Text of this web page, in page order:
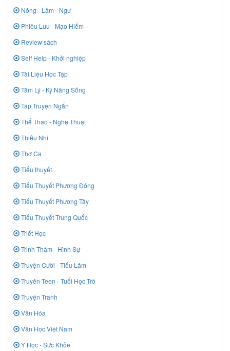
Nông - Lâm - Ngư
Phiêu Lưu - Mạo Hiểm
Review sách
Self Help - Khởi nghiệp
Tài Liệu Học Tập
Tâm Lý - Kỹ Năng Sống
Tập Truyện Ngắn
Thể Thao - Nghệ Thuật
Thiếu Nhi
Thơ Ca
Tiểu thuyết
Tiểu Thuyết Phương Đông
Tiểu Thuyết Phương Tây
Tiểu Thuyết Trung Quốc
Triết Học
Trinh Thám - Hình Sự
Truyện Cười - Tiếu Lâm
Truyên Teen - Tuổi Học Trò
Truyện Tranh
Văn Hóa
Văn Học Việt Nam
Y Học - Sức Khỏe